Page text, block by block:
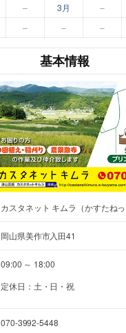
– 3月 –
– – –
基本情報
カスタネット キムラ（かすたねっ
岡山県美作市入田41
09:00 ～ 18:00
定休日：土・日・祝
070-3992-5448